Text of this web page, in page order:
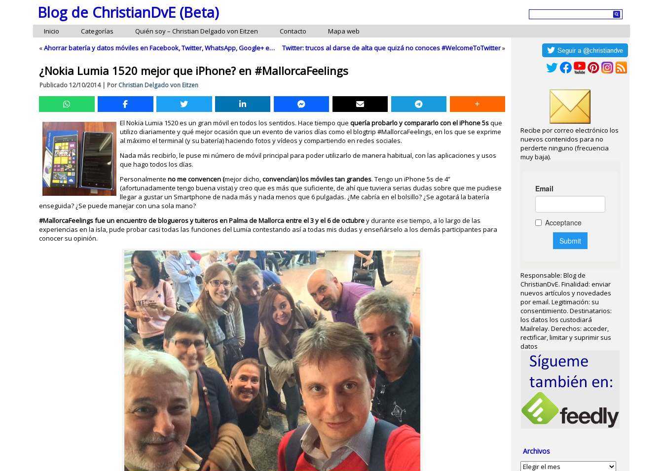
Blog de ChristianDvE (Beta)
Inicio Categorías Quién soy – Christian Delgado von Eitzen Contacto
Mapa web
«Ahorrar batería y datos móviles en Facebook, Twitter, WhatsApp, Google+ e… Twitter: trucos al darse de alta que quizá no conoces #WelcomeToTwitter»
¿Nokia Lumia 1520 mejor que iPhone? en #MallorcaFeelings
Publicado12/10/2014| Por Christian Delgado von Eitzen
El Nokia Lumia 1520 es un gran móvil en todos los sentidos. Hace tiempo quequería probarlo y compararlo con el iPhone 5sque
utilizo diariamente y qué mejor ocasión que un evento de varios días como el blogtrip #MallorcaFeelings, en los que se exprime
al máximo el terminal (y su batería) haciendo fotos y vídeos y compartiendo en redes sociales.
Nada más recibirlo, le puse mi número de móvil principal para poder utilizarlo de manera habitual, con las aplicaciones y usos
que hago todos los días.
Personalmenteno me convencen (mejor dicho,convencían) los móviles tan grandes. Tengo un iPhone 5s de 4”
(afortunadamente tengo buena vista) y creo que es más que suficiente, de ahí que tuviera serias dudas sobre que me pudiese
llegar a gustar un Smartphone de nada más y nada menos que 6 pulgadas. ¿Me cabría en el bolsillo? ¿Se agotará la batería
enseguida? ¿Se puede manejar con una sola mano?
#MallorcaFeelings fue un encuentro de blogueros y tuiteros en Palma de Mallorca entre el 3 y el 6 de octubrey durante ese tiempo, a lo largo de las
experiencias en la isla, pude probar casi todas las funciones del Lumia contestando así a todas mis dudas y enseñárselo a los demás participantes para
conocer su opinión.
Recibe por correo electrónico los
nuevos contenidos para no
perderte ninguno (frecuencia
muy baja).
Responsable: Blog de
ChristianDvE. Finalidad: enviar
nuevos artículos y novedades
por email. Legitimación: su
consentimiento. Destinatarios:
los datos los custodiará
Mailrelay. Derechos: acceder,
rectificar, limitar y suprimir sus
datos
Archivos
Archivos